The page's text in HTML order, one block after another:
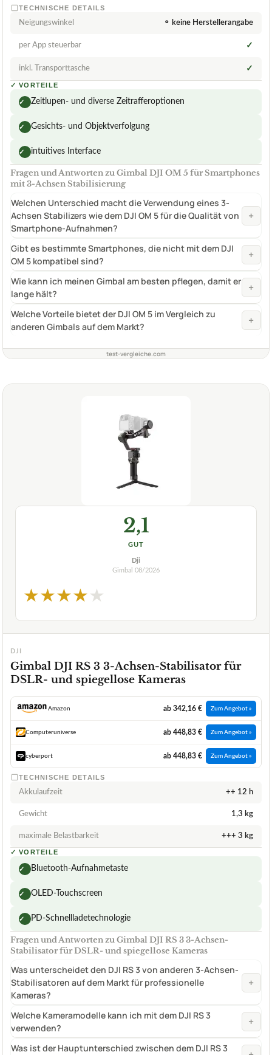
TECHNISCHE DETAILS
Neigungswinkel ⚬ keine Herstellerangabe
per App steuerbar ✓
inkl. Transporttasche ✓
✓ VORTEILE
✓ Zeitlupen- und diverse Zeitrafferoptionen
✓ Gesichts- und Objektverfolgung
✓ intuitives Interface
Fragen und Antworten zu Gimbal DJI OM 5 für Smartphones
mit 3-Achsen Stabilisierung
Welchen Unterschied macht die Verwendung eines 3-
Achsen Stabilizers wie dem DJI OM 5 für die Qualität von
Smartphone-Aufnahmen?
+
Gibt es bestimmte Smartphones, die nicht mit dem DJI
OM 5 kompatibel sind?
+
Wie kann ich meinen Gimbal am besten pflegen, damit er
lange hält?
+
Welche Vorteile bietet der DJI OM 5 im Vergleich zu
anderen Gimbals auf dem Markt?
+
test-vergleiche.com
2,1
GUT
Dji
Gimbal 08/2026
★★★★★
DJI
Gimbal DJI RS 3 3-Achsen-Stabilisator für
DSLR- und spiegellose Kameras
Amazon ab 342,16 € Zum Angebot »
Computeruniverse ab 448,83 € Zum Angebot »
cyberport ab 448,83 € Zum Angebot »
TECHNISCHE DETAILS
Akkulaufzeit ++ 12 h
Gewicht 1,3 kg
maximale Belastbarkeit +++ 3 kg
✓ VORTEILE
✓ Bluetooth-Aufnahmetaste
✓ OLED-Touchscreen
✓ PD-Schnellladetechnologie
Fragen und Antworten zu Gimbal DJI RS 3 3-Achsen-
Stabilisator für DSLR- und spiegellose Kameras
Was unterscheidet den DJI RS 3 von anderen 3-Achsen-
Stabilisatoren auf dem Markt für professionelle
Kameras?
+
Welche Kameramodelle kann ich mit dem DJI RS 3
verwenden?
+
Was ist der Hauptunterschied zwischen dem DJI RS 3